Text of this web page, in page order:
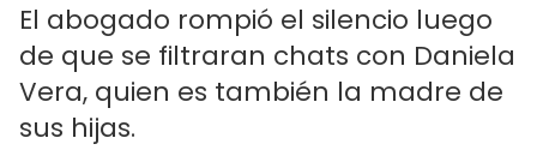
El abogado rompió el silencio luego
de que se filtraran chats con Daniela
Vera, quien es también la madre de
sus hijas.